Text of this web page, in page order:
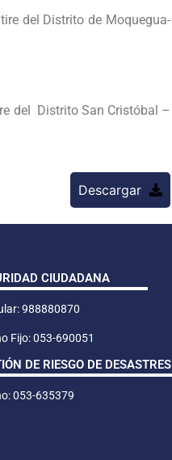
del Distrito de Moquegua-
del Distrito San Cristóbal –
Descargar
CIUDADANA
988880870
Fijo: 053-690051
DE RIESGO DE DESASTRES
053-635379